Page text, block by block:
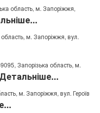
область, м. Запоріжжя,
м. Запоріжжя, вул.
Запорізька область, м.
Детальніше...
м. Запоріжжя, вул. Героїв